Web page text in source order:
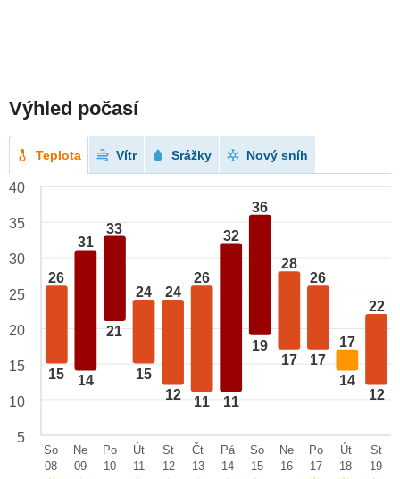
Výhled počasí
Teplota Vítr Srážky Nový sníh
26
15
31
14
33
21
24
15
24
12
26
11
32
11
36
19
28
17
26
17
17
14
22
12
40
35
30
25
20
15
10
5
So
08
Ne
09
Po
10
Út
11
St
12
Čt
13
Pá
14
So
15
Ne
16
Po
17
Út
18
St
19